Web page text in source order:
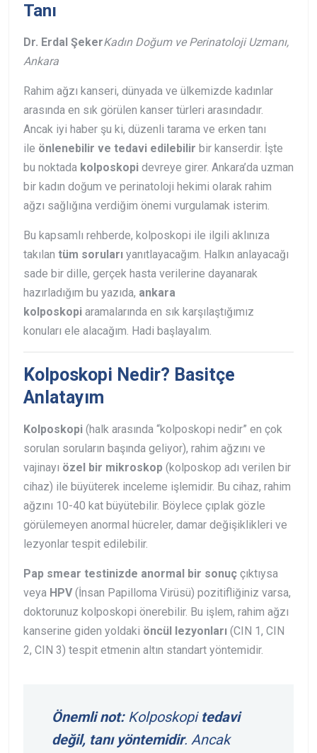
Tanı
Dr. Erdal ŞekerKadın Doğum ve Perinatoloji Uzmanı,
Ankara
Rahim ağzı kanseri, dünyada ve ülkemizde kadınlar
arasında en sık görülen kanser türleri arasındadır.
Ancak iyi haber şu ki, düzenli tarama ve erken tanı
ile önlenebilir ve tedavi edilebilir bir kanserdir. İşte
bu noktada kolposkopi devreye girer. Ankara’da uzman
bir kadın doğum ve perinatoloji hekimi olarak rahim
ağzı sağlığına verdiğim önemi vurgulamak isterim.
Bu kapsamlı rehberde, kolposkopi ile ilgili aklınıza
takılan tüm soruları yanıtlayacağım. Halkın anlayacağı
sade bir dille, gerçek hasta verilerine dayanarak
hazırladığım bu yazıda, ankara
kolposkopi aramalarında en sık karşılaştığımız
konuları ele alacağım. Hadi başlayalım.
Kolposkopi Nedir? Basitçe
Anlatayım
Kolposkopi (halk arasında “kolposkopi nedir” en çok
sorulan soruların başında geliyor), rahim ağzını ve
vajinayı özel bir mikroskop (kolposkop adı verilen bir
cihaz) ile büyüterek inceleme işlemidir. Bu cihaz, rahim
ağzını 10-40 kat büyütebilir. Böylece çıplak gözle
görülemeyen anormal hücreler, damar değişiklikleri ve
lezyonlar tespit edilebilir.
Pap smear testinizde anormal bir sonuç çıktıysa
veya HPV(İnsan Papilloma Virüsü) pozitifliğiniz varsa,
doktorunuz kolposkopi önerebilir. Bu işlem, rahim ağzı
kanserine giden yoldaki öncül lezyonları (CIN 1, CIN
2, CIN 3) tespit etmenin altın standart yöntemidir.
Önemli not:Kolposkopi tedavi
değil, tanı yöntemidir. Ancak